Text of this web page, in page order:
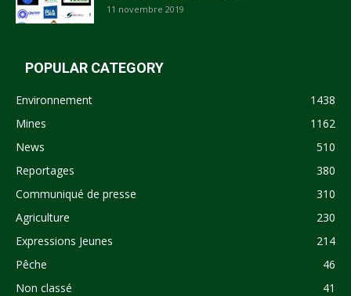
11 novembre 2019
POPULAR CATEGORY
Environnement
1438
Mines
1162
News
510
Reportages
380
Communiqué de presse
310
Agriculture
230
Expressions Jeunes
214
Pêche
46
Non classé
41